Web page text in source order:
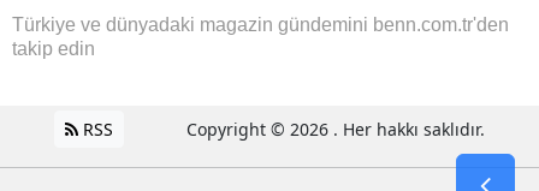
Türkiye ve dünyadaki magazin gündemini benn.com.tr'den
takip edin
RSS Copyright © 2026 . Her hakkı saklıdır.